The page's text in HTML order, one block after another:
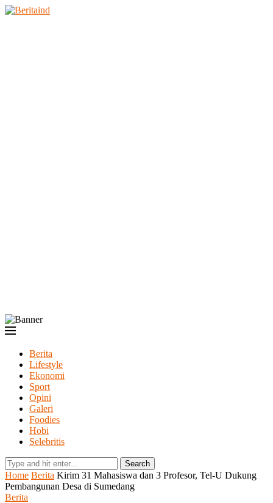
Berita
Lifestyle
Ekonomi
Sport
Opini
Galeri
Foodies
Hobi
Selebritis
Search
Home Berita Kirim 31 Mahasiswa dan 3 Profesor, Tel-U Dukung
Pembangunan Desa di Sumedang
Berita